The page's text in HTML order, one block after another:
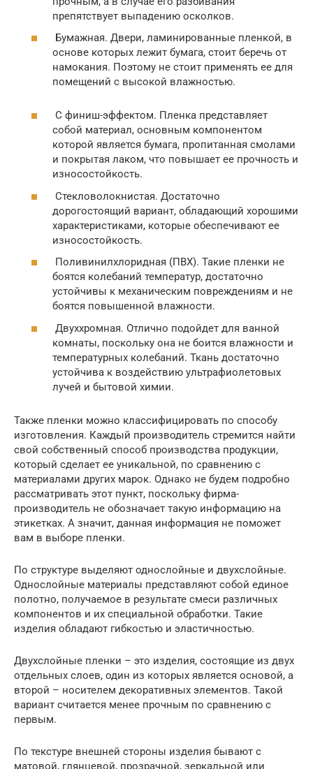
препятствует выпадению осколков.
Бумажная. Двери, ламинированные пленкой, в
основе которых лежит бумага, стоит беречь от
намокания. Поэтому не стоит применять ее для
помещений с высокой влажностью.
С финиш-эффектом. Пленка представляет
собой материал, основным компонентом
которой является бумага, пропитанная смолами
и покрытая лаком, что повышает ее прочность и
износостойкость.
Стекловолокнистая. Достаточно
дорогостоящий вариант, обладающий хорошими
характеристиками, которые обеспечивают ее
износостойкость.
Поливинилхлоридная (ПВХ). Такие пленки не
боятся колебаний температур, достаточно
устойчивы к механическим повреждениям и не
боятся повышенной влажности.
Двуххромная. Отлично подойдет для ванной
комнаты, поскольку она не боится влажности и
температурных колебаний. Ткань достаточно
устойчива к воздействию ультрафиолетовых
лучей и бытовой химии.
Также пленки можно классифицировать по способу
изготовления. Каждый производитель стремится найти
свой собственный способ производства продукции,
который сделает ее уникальной, по сравнению с
материалами других марок. Однако не будем подробно
рассматривать этот пункт, поскольку фирма-
производитель не обозначает такую информацию на
этикетках. А значит, данная информация не поможет
вам в выборе пленки.
По структуре выделяют однослойные и двухслойные.
Однослойные материалы представляют собой единое
полотно, получаемое в результате смеси различных
компонентов и их специальной обработки. Такие
изделия обладают гибкостью и эластичностью.
Двухслойные пленки – это изделия, состоящие из двух
отдельных слоев, один из которых является основой, а
второй – носителем декоративных элементов. Такой
вариант считается менее прочным по сравнению с
первым.
По текстуре внешней стороны изделия бывают с
матовой, глянцевой, прозрачной, зеркальной или